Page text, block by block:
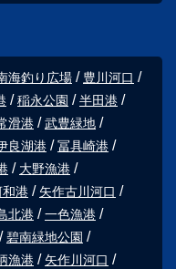
海釣り広場
豊川河口
稲永公園
半田港
滑港
武豊緑地
良湖港
冨具崎港
大野漁港
和港
矢作古川河口
北港
一色漁港
碧南緑地公園
漁港
矢作川河口